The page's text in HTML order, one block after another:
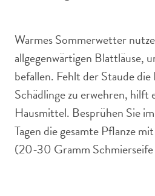
Warmes Sommerwetter
allgegenwärtigen Blattläuse,
befallen. Fehlt der Staude
Schädlinge zu erwehren, hilft
Hausmittel. Besprühen Sie
Tagen die gesamte Pflanze
(20-30 Gramm Schmierseife